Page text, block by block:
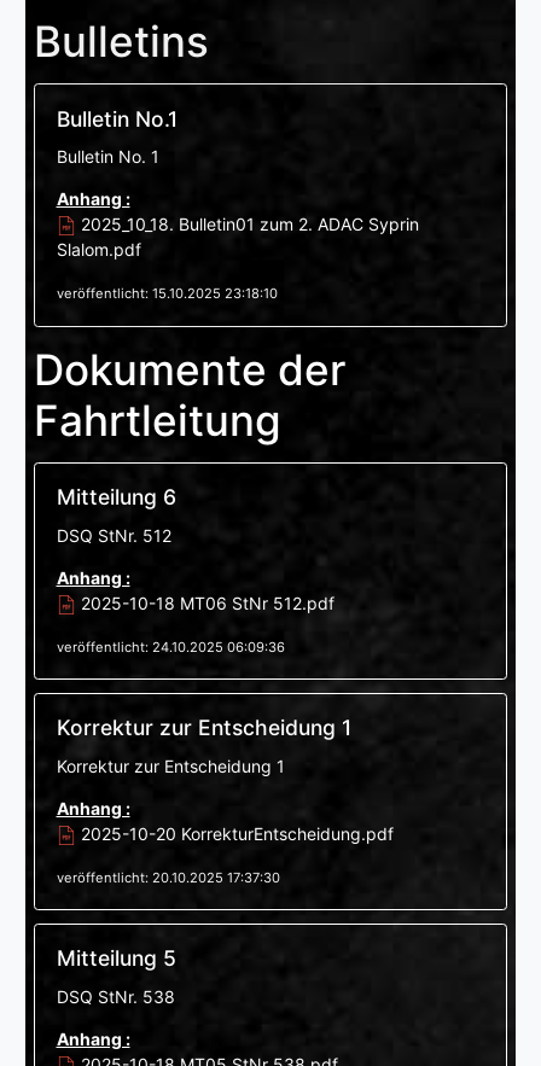
Bulletins
Bulletin No.1
Bulletin No. 1
Anhang :
2025_10_18. Bulletin01 zum 2. ADAC Syprin
Slalom.pdf
veröffentlicht: 15.10.2025 23:18:10
Dokumente der
Fahrtleitung
Mitteilung 6
DSQ StNr. 512
Anhang :
2025-10-18 MT06 StNr 512.pdf
veröffentlicht: 24.10.2025 06:09:36
Korrektur zur Entscheidung 1
Korrektur zur Entscheidung 1
Anhang :
2025-10-20 KorrekturEntscheidung.pdf
veröffentlicht: 20.10.2025 17:37:30
Mitteilung 5
DSQ StNr. 538
Anhang :